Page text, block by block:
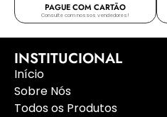
PAGUE COM CARTÃO
Consulte com nossos vendedores!
INSTITUCIONAL
Início
Sobre Nós
Todos os Produtos